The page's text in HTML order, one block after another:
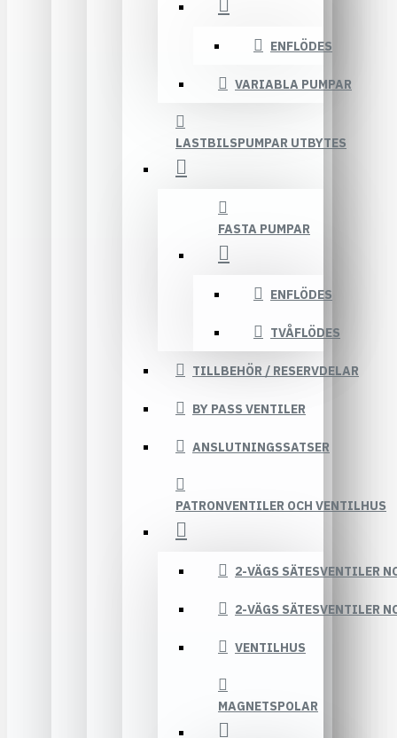
ENFLÖDES
VARIABLA PUMPAR
LASTBILSPUMPAR UTBYTES
FASTA PUMPAR
ENFLÖDES
TVÅFLÖDES
TILLBEHÖR / RESERVDELAR
BY PASS VENTILER
ANSLUTNINGSSATSER
PATRONVENTILER OCH VENTILHUS
2-VÄGS SÄTESVENTILER
2-VÄGS SÄTESVENTILER
VENTILHUS
MAGNETSPOLAR